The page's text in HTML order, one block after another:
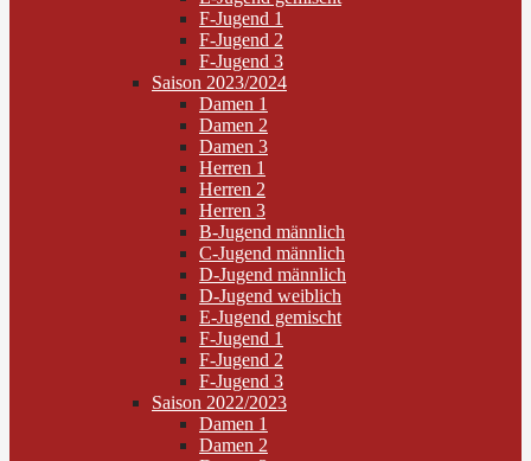
F-Jugend 1
F-Jugend 2
F-Jugend 3
Saison 2023/2024
Damen 1
Damen 2
Damen 3
Herren 1
Herren 2
Herren 3
B-Jugend männlich
C-Jugend männlich
D-Jugend männlich
D-Jugend weiblich
E-Jugend gemischt
F-Jugend 1
F-Jugend 2
F-Jugend 3
Saison 2022/2023
Damen 1
Damen 2